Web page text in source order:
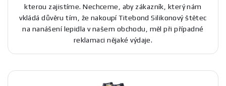
kterou zajistíme. Nechceme, aby zákazník, který nám
vkládá důvěru tím, že nakoupí Titebond Silikonový štětec
na nanášení lepidla v našem obchodu, měl při případné
reklamaci nějaké výdaje.